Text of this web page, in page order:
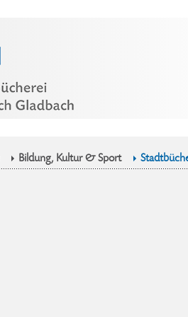
Bildung, Kultur & Sport